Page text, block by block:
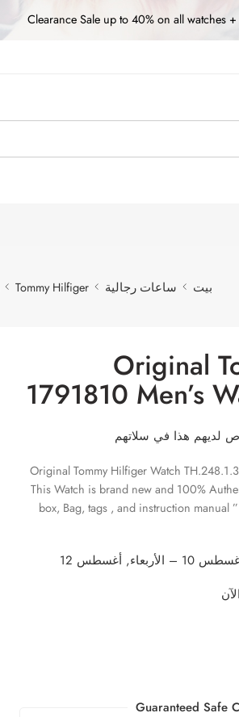
Clearance Sale up to 40% on all watches
بيت ساعات رجالية Tommy Hilfiger
Original
1791810 Men’s
Original Tommy Hilfiger Watch
This Watch is brand new and 100%
box, Bag, tags , and instruction manual
أغسطس 12
Guaranteed Safe